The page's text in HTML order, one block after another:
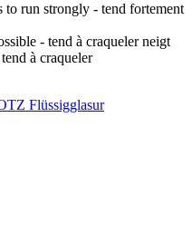
to run strongly - tend fortement
neigt
à craqueler